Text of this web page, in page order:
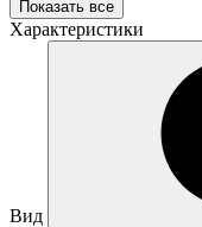
Показать все
Характеристики
Вид